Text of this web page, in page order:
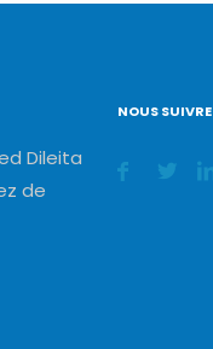
Dileita
de
NOUS SUIVRE